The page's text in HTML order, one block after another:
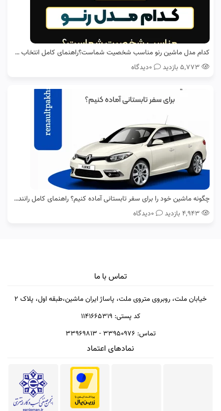
کدام مدل ماشین رنو مناسب شخصیت شماست؟راهنمای کامل انتخاب خودرو
۵,۷۷۳ بازدید
0دیدگاه
چگونه ماشین خود را برای سفر تابستانی آماده کنیم؟ راهنمای کامل رانندگان رنو
۴,۹۴۳ بازدید
0دیدگاه
تماس با ما
خیابان ملت، روبروی متروی ملت، پاساژ ایران ماشین،طبقه اول، پلاک 2
کد پستی: ۱۱۴۱۶۶۵۳۱۹
تماس: ۳۳۹۵۰۹۷۶ - ۳۳۹۶۹۸۱۳
نمادهای اعتماد